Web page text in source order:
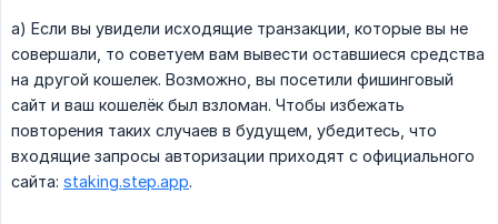
a) Если вы увидели исходящие транзакции, которые вы не
совершали, то советуем вам вывести оставшиеся средства
на другой кошелек. Возможно, вы посетили фишинговый
сайт и ваш кошелёк был взломан. Чтобы избежать
повторения таких случаев в будущем, убедитесь, что
входящие запросы авторизации приходят с официального
сайта: staking.step.app.